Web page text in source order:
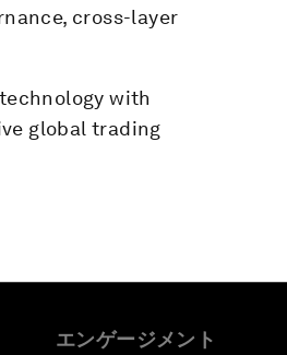
cross-layer
with
global trading
エンゲージメント